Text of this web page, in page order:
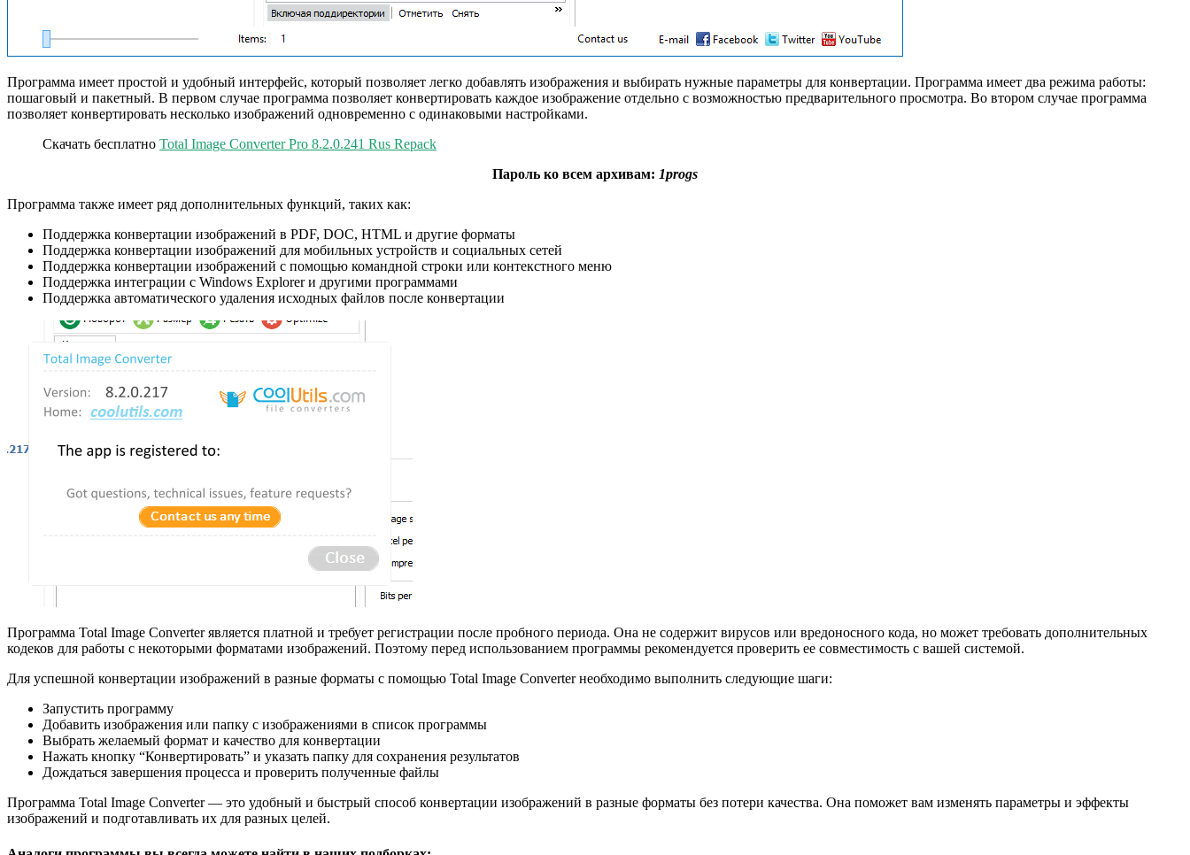
Программа имеет простой и удобный интерфейс, который позволяет легко добавлять изображения и выбирать нужные параметры для конвертации. Программа имеет два режима работы:
пошаговый и пакетный. В первом случае программа позволяет конвертировать каждое изображение отдельно с возможностью предварительного просмотра. Во втором случае программа
позволяет конвертировать несколько изображений одновременно с одинаковыми настройками.
Скачать бесплатно Total Image Converter Pro 8.2.0.241 Rus Repack
Пароль ко всем архивам: 1progs
Программа также имеет ряд дополнительных функций, таких как:
Поддержка конвертации изображений в PDF, DOC, HTML и другие форматы
Поддержка конвертации изображений для мобильных устройств и социальных сетей
Поддержка конвертации изображений с помощью командной строки или контекстного меню
Поддержка интеграции с Windows Explorer и другими программами
Поддержка автоматического удаления исходных файлов после конвертации
Программа Total Image Converter является платной и требует регистрации после пробного периода. Она не содержит вирусов или вредоносного кода, но может требовать дополнительных
кодеков для работы с некоторыми форматами изображений. Поэтому перед использованием программы рекомендуется проверить ее совместимость с вашей системой.
Для успешной конвертации изображений в разные форматы с помощью Total Image Converter необходимо выполнить следующие шаги:
Запустить программу
Добавить изображения или папку с изображениями в список программы
Выбрать желаемый формат и качество для конвертации
Нажать кнопку “Конвертировать” и указать папку для сохранения результатов
Дождаться завершения процесса и проверить полученные файлы
Программа Total Image Converter — это удобный и быстрый способ конвертации изображений в разные форматы без потери качества. Она поможет вам изменять параметры и эффекты
изображений и подготавливать их для разных целей.